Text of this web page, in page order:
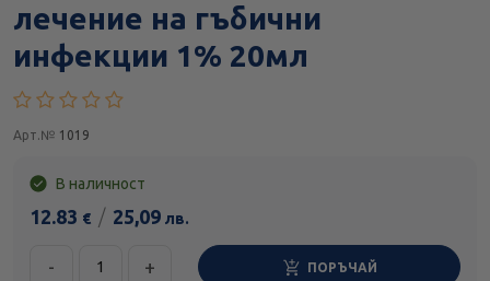
лечение на гъбични
инфекции 1% 20мл
Арт.№ 1019
В наличност
12.83 € / 25,09 лв.
- + ПОРЪЧАЙ